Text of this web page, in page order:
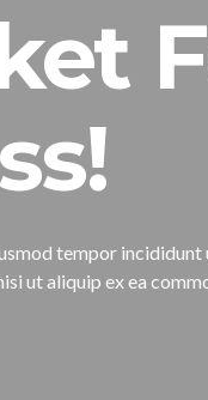
tempor
ut aliquip ex ea